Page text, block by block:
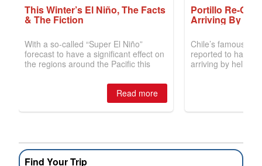
Find Your Trip